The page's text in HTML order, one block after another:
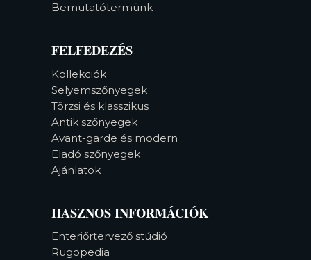
Bemutatótermünk
FELFEDEZÉS
Kollekciók
Selyemszőnyegek
Törzsi és klasszikus
Antik szőnyegek
Avant-garde és modern
Eladó szőnyegek
Ajánlatok
HASZNOS INFORMÁCIÓK
Enteriőrtervező stúdió
Rugopedia